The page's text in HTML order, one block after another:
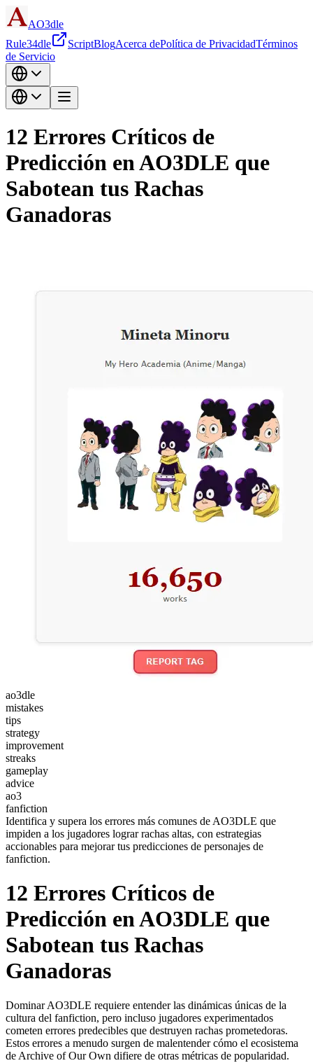
AO3dle
Rule34dle
ScriptBlogAcerca dePolítica de PrivacidadTérminos
de Servicio
12 Errores Críticos de
Predicción en AO3DLE que
Sabotean tus Rachas
Ganadoras
ao3dle
mistakes
tips
strategy
improvement
streaks
gameplay
advice
ao3
fanfiction
Identifica y supera los errores más comunes de AO3DLE que
impiden a los jugadores lograr rachas altas, con estrategias
accionables para mejorar tus predicciones de personajes de
fanfiction.
12 Errores Críticos de
Predicción en AO3DLE que
Sabotean tus Rachas
Ganadoras
Dominar AO3DLE requiere entender las dinámicas únicas de la
cultura del fanfiction, pero incluso jugadores experimentados
cometen errores predecibles que destruyen rachas prometedoras.
Estos errores a menudo surgen de malentender cómo el ecosistema
de Archive of Our Own difiere de otras métricas de popularidad.